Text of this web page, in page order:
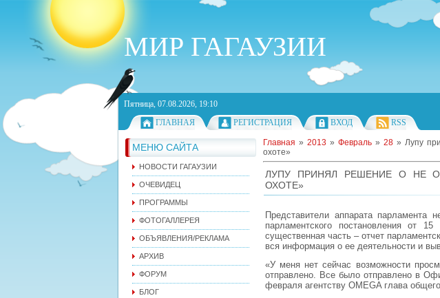
МИР ГАГАУЗИИ
Пятница, 07.08.2026, 19:10
ГЛАВНАЯ
РЕГИСТРАЦИЯ ВХОД RSS
МЕНЮ САЙТА
НОВОСТИ ГАГАУЗИИ
ОЧЕВИДЕЦ
ПРОГРАММЫ
ФОТОГАЛЛЕРЕЯ
ОБЪЯВЛЕНИЯ/РЕКЛАМА
АРХИВ
ФОРУМ
БЛОГ
Главная » 2013 » Февраль » 28 » Лупу
охоте»
ЛУПУ ПРИНЯЛ РЕШЕНИЕ О НЕ
ОХОТЕ»
Представители аппарата парламента
парламентского постановления от
существенная часть – отчет
вся информация о ее деятельности и
«У меня нет сейчас возможности
отправлено. Все было отправлено в
февраля агентству OMEGA глава